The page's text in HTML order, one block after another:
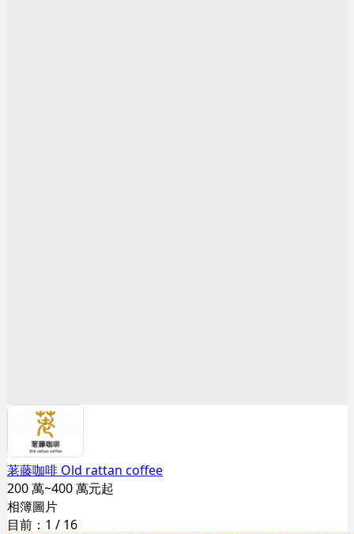
荖藤咖啡 Old rattan coffee
200 萬~400 萬元起
相簿圖片
目前： 1 / 16